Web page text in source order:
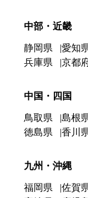
中部・近畿
静岡県 愛知
兵庫県
京都
中国・四国
鳥取県 島根
徳島県
香川
九州・沖縄
福岡県 佐賀